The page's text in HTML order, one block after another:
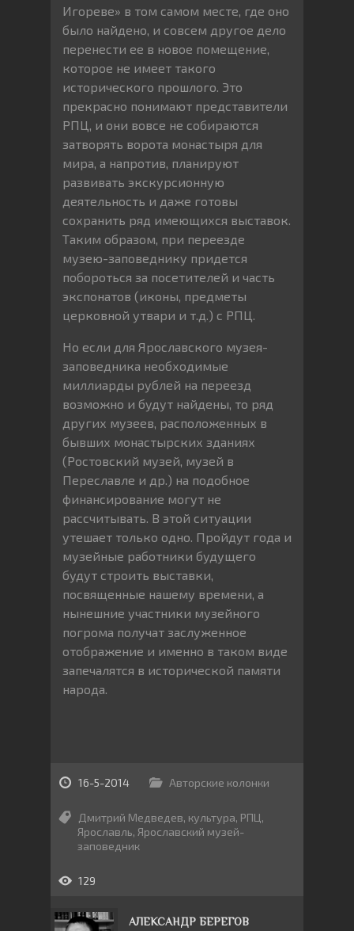
Игореве» в том самом месте, где оно
было найдено, и совсем другое дело
перенести ее в новое помещение,
которое не имеет такого
исторического прошлого. Это
прекрасно понимают представители
РПЦ, и они вовсе не собираются
затворять ворота монастыря для
мира, а напротив, планируют
развивать экскурсионную
деятельность и даже готовы
сохранить ряд имеющихся выставок.
Таким образом, при переезде
музею-заповеднику придется
побороться за посетителей и часть
экспонатов (иконы, предметы
церковной утвари и т.д.) с РПЦ.
Но если для Ярославского музея-
заповедника необходимые
миллиарды рублей на переезд
возможно и будут найдены, то ряд
других музеев, расположенных в
бывших монастырских зданиях
(Ростовский музей, музей в
Переславле и др.) на подобное
финансирование могут не
рассчитывать. В этой ситуации
утешает только одно. Пройдут года и
музейные работники будущего
будут строить выставки,
посвященные нашему времени, а
нынешние участники музейного
погрома получат заслуженное
отображение и именно в таком виде
запечалятся в исторической памяти
народа.
16-5-2014 Авторские колонки
Дмитрий Медведев, культура, РПЦ,
Ярославль, Ярославский музей-
заповедник
129
АЛЕКСАНДР БЕРЕГОВ